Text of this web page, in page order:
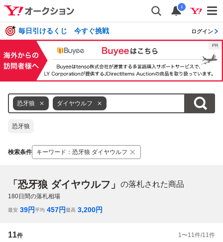
i
毎日引けるくじ 今すぐ挑戦 ログイン
恐牙狼 ダイヤウルフ
恐牙狼
検索条件 キーワード ： 恐牙狼 ダイヤウルフ
「恐牙狼 ダイヤウルフ」 の落札された商品
180日間の落札相場
最安 39円平均 457円最高 3,200円
11件 1 〜11 件/11 件